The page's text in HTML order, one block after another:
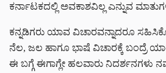
ಕರ್ನಾಟಕದಲ್ಲಿ ಅವಕಾಶವಿಲ್ಲ ಎನ್ನುವ
ಕನ್ನಡಿಗರು ಯಾವ ವಿಚಾರವನ್ನಾದರೂ
ನೆಲ, ಜಲ ಹಾಗೂ ಭಾಷೆ ವಿಚಾರಕ್ಕೆ ಬಂದ್ರೆ
ಈ ಬಗ್ಗೆ ಈಗಾಗ್ಲೇ ಹಲವಾರು ನಿದರ್ಶನಗಳು